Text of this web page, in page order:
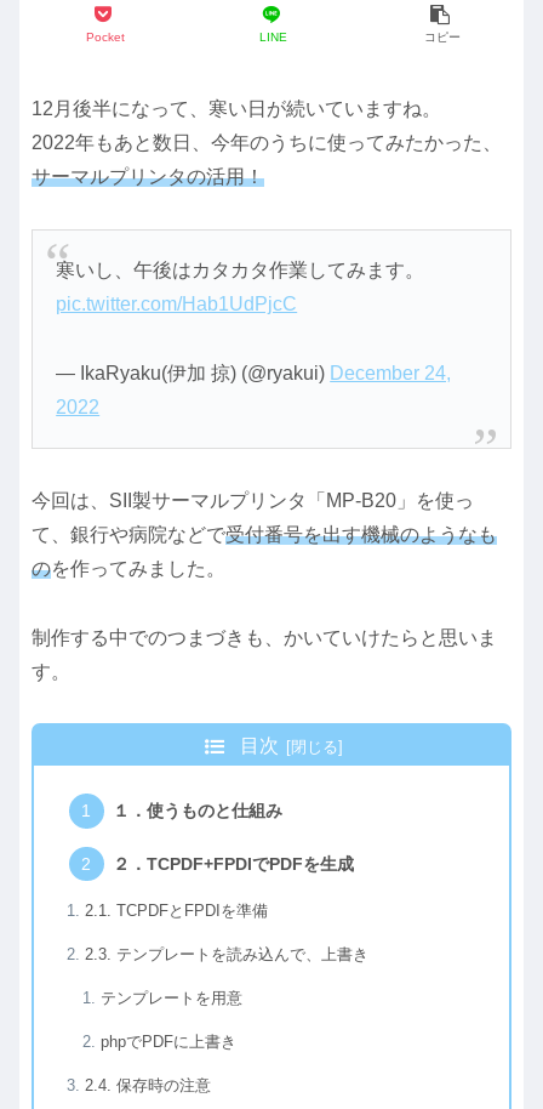
Pocket LINE コピー
12月後半になって、寒い日が続いていますね。
2022年もあと数日、今年のうちに使ってみたかった、
サーマルプリンタの活用！
寒いし、午後はカタカタ作業してみます。
pic.twitter.com/Hab1UdPjcC
— IkaRyaku(伊加 掠) (@ryakui) December 24,
2022
今回は、SII製サーマルプリンタ「MP-B20」を使っ
て、銀行や病院などで受付番号を出す機械のようなも
のを作ってみました。
制作する中でのつまづきも、かいていけたらと思いま
す。
目次
１．使うものと仕組み
２．TCPDF+FPDIでPDFを生成
2.1. TCPDFとFPDIを準備
2.3. テンプレートを読み込んで、上書き
テンプレートを用意
phpでPDFに上書き
2.4. 保存時の注意